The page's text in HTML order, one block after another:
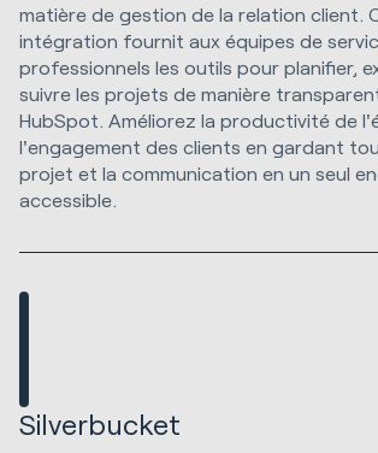
matière de gestion de la relation client.
intégration fournit aux équipes de
professionnels les outils pour planifier,
suivre les projets de manière
HubSpot. Améliorez la productivité de
l'engagement des clients en gardant
projet et la communication en un seul
accessible.
Silverbucket